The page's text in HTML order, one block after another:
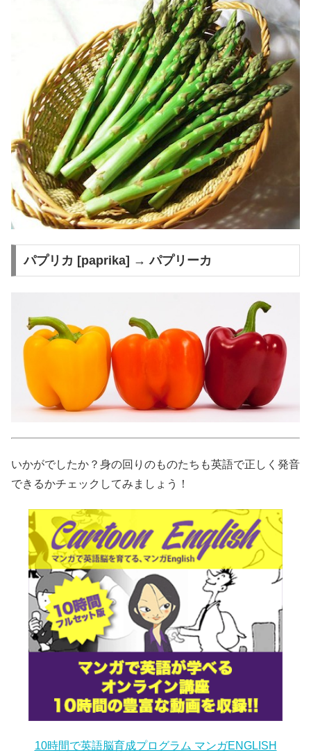
パプリカ [paprika] → パプリーカ
いかがでしたか？身の回りのものたちも英語で正しく発音
できるかチェックしてみましょう！
10時間で英語脳育成プログラム マンガENGLISH